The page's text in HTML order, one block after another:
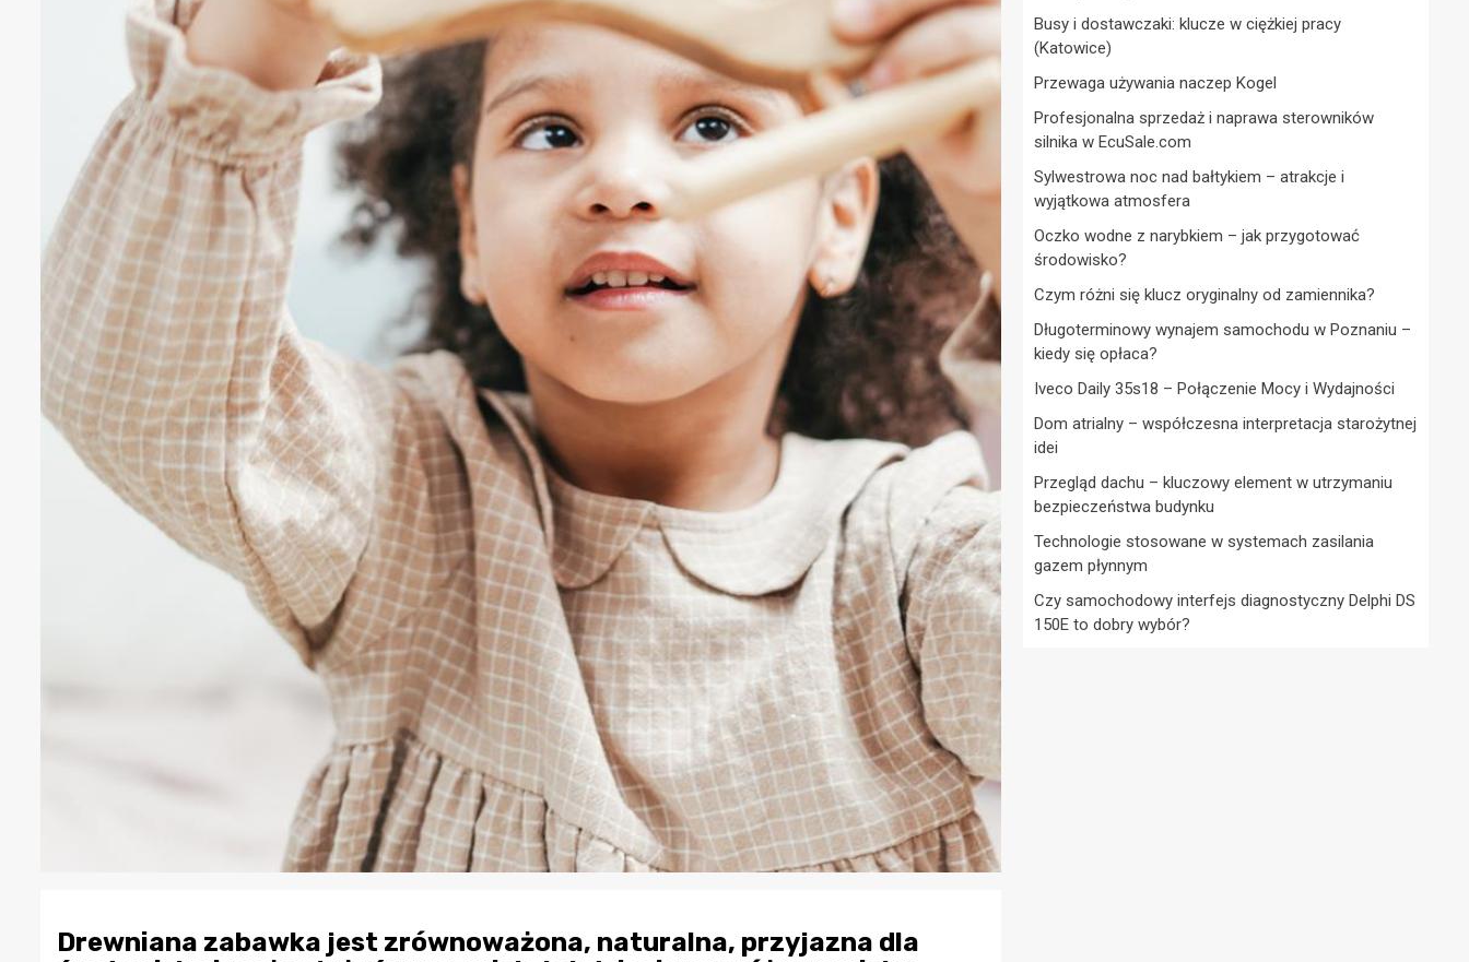
Drewniana zabawka jest zrównoważona, naturalna, przyjazna dla
Busy i dostawczaki: klucze w ciężkiej pracy
(Katowice)
Przewaga używania naczep Kogel
Profesjonalna sprzedaż i naprawa sterowników
silnika w EcuSale.com
Sylwestrowa noc nad bałtykiem – atrakcje i
wyjątkowa atmosfera
Oczko wodne z narybkiem – jak przygotować
środowisko?
Czym różni się klucz oryginalny od zamiennika?
Długoterminowy wynajem samochodu w Poznaniu –
kiedy się opłaca?
Iveco Daily 35s18 – Połączenie Mocy i Wydajności
Dom atrialny – współczesna interpretacja starożytnej
idei
Przegląd dachu – kluczowy element w utrzymaniu
bezpieczeństwa budynku
Technologie stosowane w systemach zasilania
gazem płynnym
Czy samochodowy interfejs diagnostyczny Delphi DS
150E to dobry wybór?